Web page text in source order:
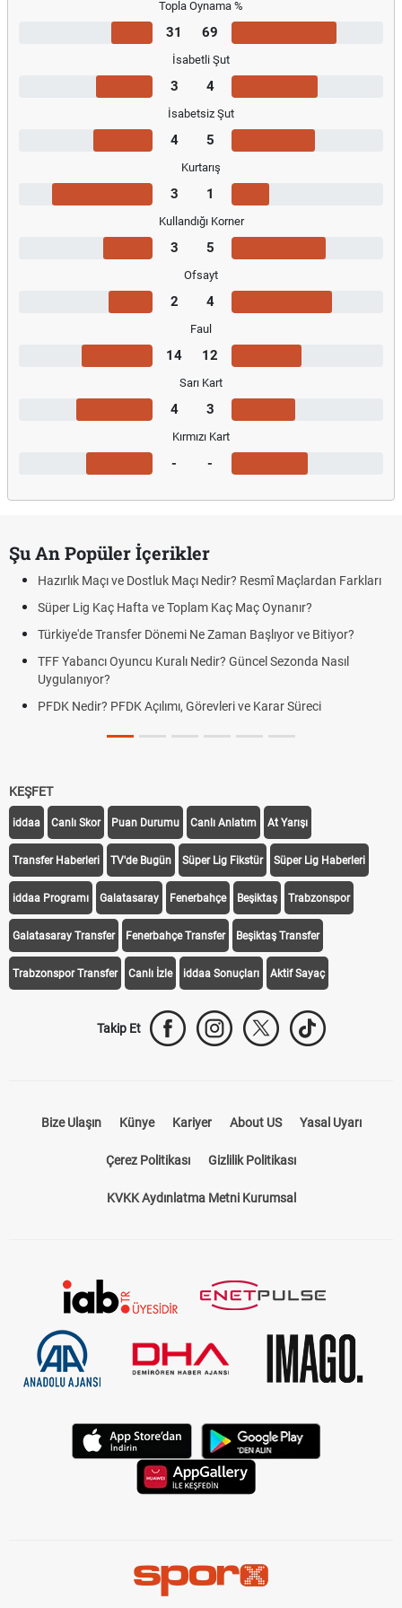
Topla Oynama %
31 69
İsabetli Şut
3 4
İsabetsiz Şut
4 5
Kurtarış
3 1
Kullandığı Korner
3 5
Ofsayt
2 4
Faul
14 12
Sarı Kart
4 3
Kırmızı Kart
- -
Şu An Popüler İçerikler
Hazırlık Maçı ve Dostluk Maçı Nedir? Resmî Maçlardan Farkları
Süper Lig Kaç Hafta ve Toplam Kaç Maç Oynanır?
Türkiye'de Transfer Dönemi Ne Zaman Başlıyor ve Bitiyor?
TFF Yabancı Oyuncu Kuralı Nedir? Güncel Sezonda Nasıl
Uygulanıyor?
PFDK Nedir? PFDK Açılımı, Görevleri ve Karar Süreci
KEŞFET
iddaa Canlı Skor Puan Durumu Canlı Anlatım At Yarışı
Transfer Haberleri TV'de Bugün Süper Lig Fikstür Süper Lig Haberleri
iddaa Programı Galatasaray Fenerbahçe Beşiktaş Trabzonspor
Galatasaray Transfer Fenerbahçe Transfer Beşiktaş Transfer
Trabzonspor Transfer Canlı İzle iddaa Sonuçları Aktif Sayaç
Takip Et
Bize Ulaşın Künye Kariyer About US Yasal Uyarı
Çerez Politikası Gizlilik Politikası
KVKK Aydınlatma Metni Kurumsal